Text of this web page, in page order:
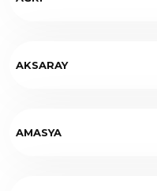
AKSARAY
AMASYA